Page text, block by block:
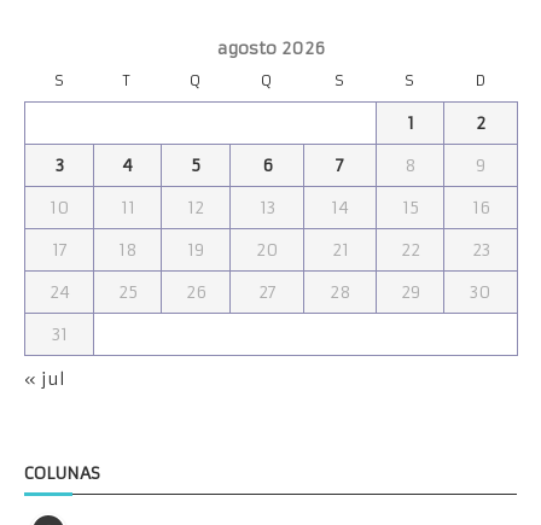
agosto 2026
S T Q Q S S D
1
2
3
4 5 6 7 8
9
10
11 12 13 14 15
16
17
18 19 20 21 22
23
24
25 26 27 28 29
30
31
« jul
COLUNAS